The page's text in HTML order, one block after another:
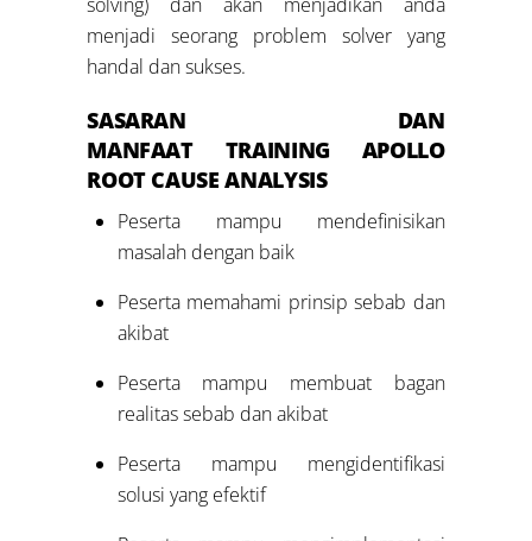
menjadi seorang problem solver yang
handal dan sukses.
SASARAN DAN
MANFAAT TRAINING APOLLO
ROOT CAUSE ANALYSIS
Peserta mampu mendefinisikan
masalah dengan baik
Peserta memahami prinsip sebab dan
akibat
Peserta mampu membuat bagan
realitas sebab dan akibat
Peserta mampu mengidentifikasi
solusi yang efektif